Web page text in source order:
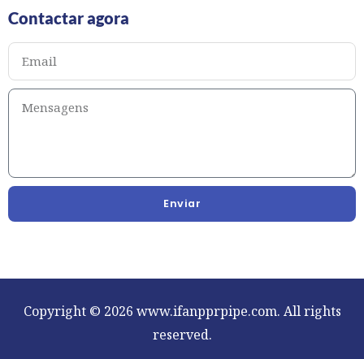
Contactar agora
Enviar
Copyright © 2026 www.ifanpprpipe.com. All rights
reserved.